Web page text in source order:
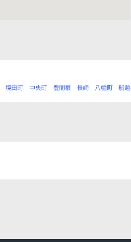
境田町 中央町 豊間根 長崎 八幡町 船越